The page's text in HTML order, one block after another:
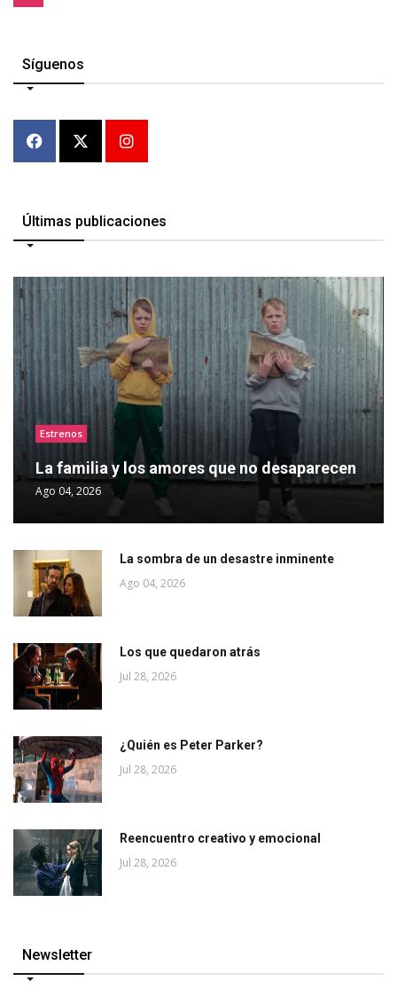
Síguenos
Últimas publicaciones
Estrenos
La familia y los amores que no desaparecen
Ago 04, 2026
La sombra de un desastre inminente
Ago 04, 2026
Los que quedaron atrás
Jul 28, 2026
¿Quién es Peter Parker?
Jul 28, 2026
Reencuentro creativo y emocional
Jul 28, 2026
Newsletter